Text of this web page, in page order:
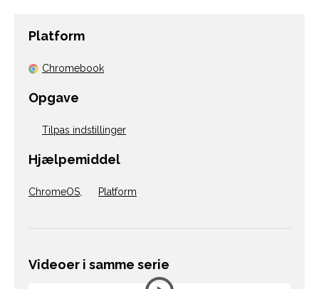
Platform
Chromebook
Opgave
Tilpas indstillinger
Hjælpemiddel
ChromeOS Platform
Videoer i samme serie